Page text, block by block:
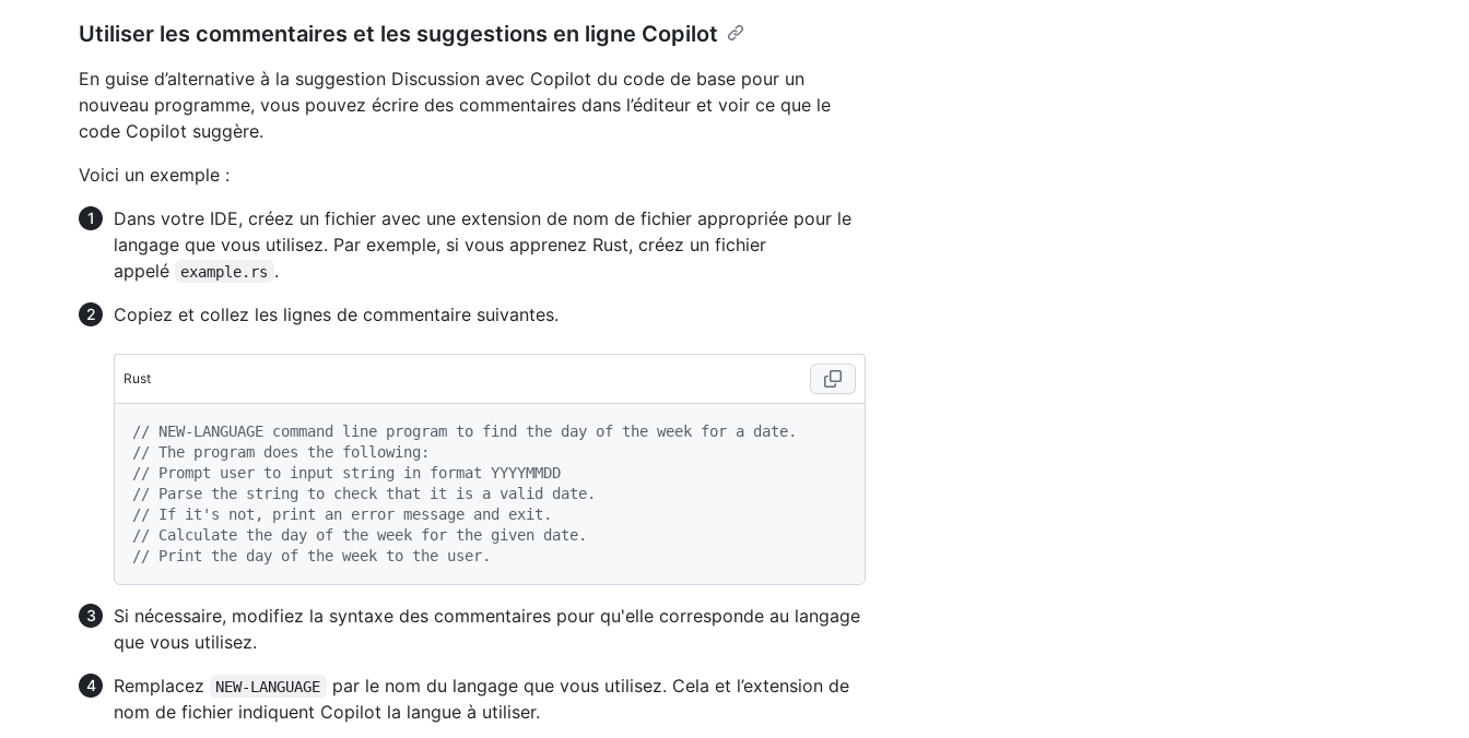
Utiliser les commentaires et les suggestions en ligne Copilot
En guise d’alternative à la suggestion Discussion avec Copilot du code de base pour un
nouveau programme, vous pouvez écrire des commentaires dans l’éditeur et voir ce que le
code Copilot suggère.
Voici un exemple :
Dans votre IDE, créez un fichier avec une extension de nom de fichier appropriée pour le
langage que vous utilisez. Par exemple, si vous apprenez Rust, créez un fichier
appelé
example.rs .
Copiez et collez les lignes de commentaire suivantes.
Rust
// NEW-LANGUAGE command line program to find the day of the week for a date.
// The program does the following:
// Prompt user to input string in format YYYYMMDD
// Parse the string to check that it is a valid date.
// If it's not, print an error message and exit.
// Calculate the day of the week for the given date.
// Print the day of the week to the user.
Si nécessaire, modifiez la syntaxe des commentaires pour qu'elle corresponde au langage
que vous utilisez.
Remplacez
NEW-LANGUAGE
par le nom du langage que vous utilisez. Cela et l’extension de
nom de fichier indiquent Copilot la langue à utiliser.